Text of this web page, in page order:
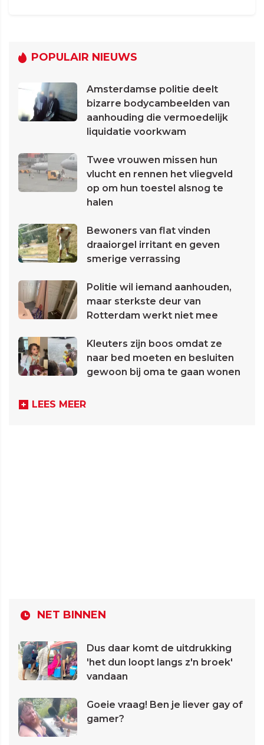
POPULAIR NIEUWS
Amsterdamse politie deelt
bizarre bodycambeelden van
aanhouding die vermoedelijk
liquidatie voorkwam
Twee vrouwen missen hun
vlucht en rennen het vliegveld
op om hun toestel alsnog te
halen
Bewoners van flat vinden
draaiorgel irritant en geven
smerige verrassing
Politie wil iemand aanhouden,
maar sterkste deur van
Rotterdam werkt niet mee
Kleuters zijn boos omdat ze
naar bed moeten en besluiten
gewoon bij oma te gaan wonen
LEES MEER
NET BINNEN
Dus daar komt de uitdrukking
'het dun loopt langs z'n broek'
vandaan
Goeie vraag! Ben je liever gay of
gamer?